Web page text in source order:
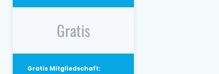
Gratis
Gratis Mitgliedschaft: